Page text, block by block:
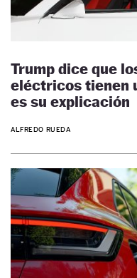
Trump dice que
eléctricos tienen
es su explicación
ALFREDO RUEDA